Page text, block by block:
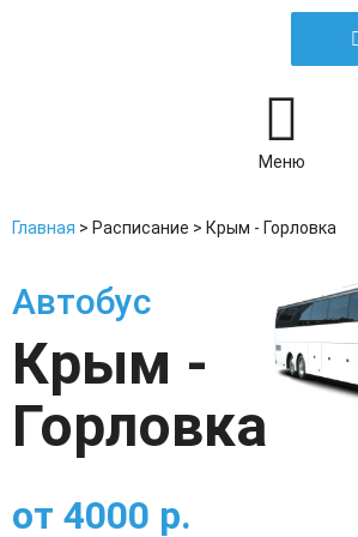
Меню
Главная > Расписание > Крым - Горловка
Автобус
Крым -
Горловка
от 4000 р.